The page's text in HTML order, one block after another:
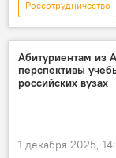
Россотрудничество
Абитуриентам из
перспективы
российских вузах
1 декабря 2025,